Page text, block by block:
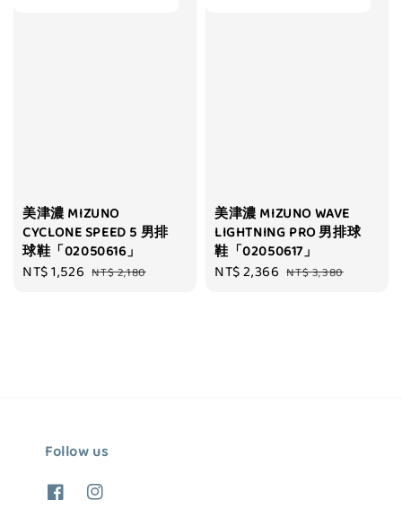
美津濃 MIZUNO
CYCLONE SPEED 5 男排
球鞋「02050616」
Sale
NT$ 1,526 Regular
NT$ 2,180
美津濃 MIZUNO WAVE
LIGHTNING PRO 男排球
鞋「02050617」
Sale
NT$ 2,366 Regular
NT$ 3,380
Follow us